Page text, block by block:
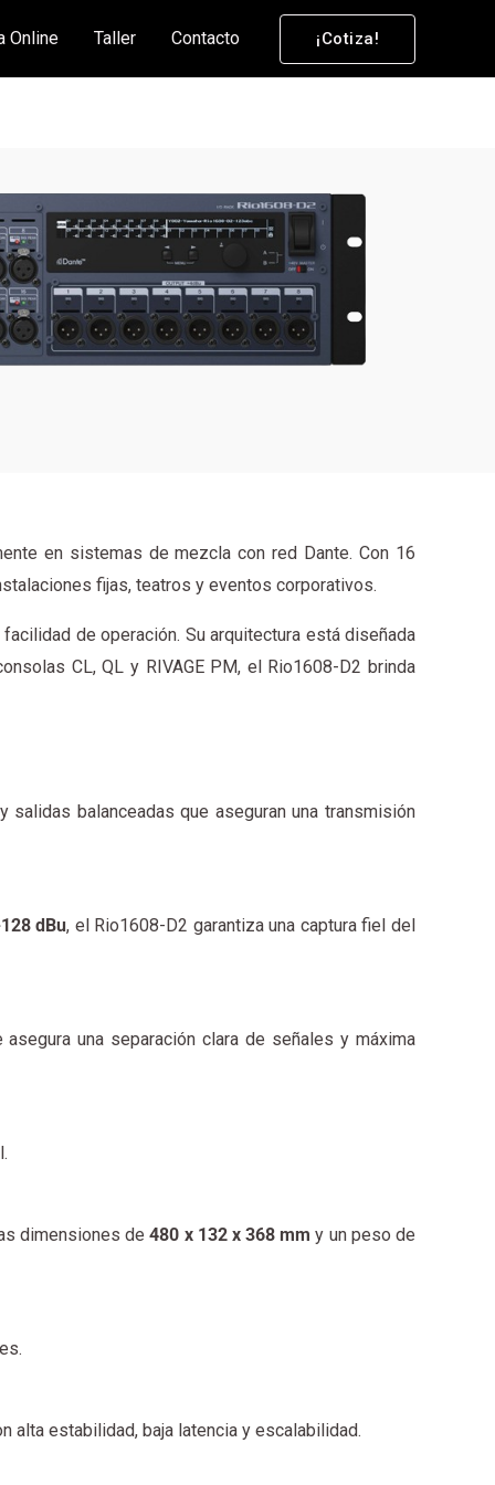
Online Taller Contacto ¡Cotiza!
en sistemas de mezcla con red Dante. Con 16
fijas, teatros y eventos corporativos.
de operación. Su arquitectura está diseñada
CL, QL y RIVAGE PM, el Rio1608-D2 brinda
balanceadas que aseguran una transmisión
dBu, el Rio1608-D2 garantiza una captura fiel del
una separación clara de señales y máxima
dimensiones de480 x 132 x 368 mm y un peso de
alta estabilidad, baja latencia y escalabilidad.